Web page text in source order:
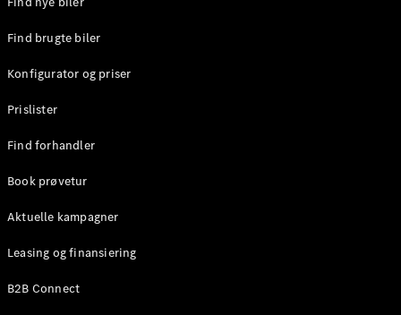
Mercedes-
Showroom
Alle MPVs
EQV
Elektrisk
Marco Polo
Find brugte biler
Konfigurator og priser
Prislister
Find forhandler
Book prøvetur
Aktuelle kampagner
Leasing og finansiering
B2B Connect